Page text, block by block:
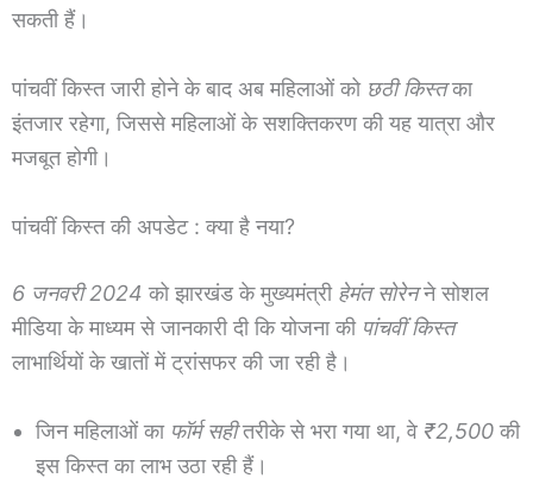
सकती हैं।
पांचवीं किस्त जारी होने के बाद अब महिलाओं को छठी किस्तका
इंतजार रहेगा, जिससे महिलाओं के सशक्तिकरण की यह यात्रा और
मजबूत होगी।
पांचवीं किस्त की अपडेट : क्या है नया?
6 जनवरी 2024 को झारखंड के मुख्यमंत्री हेमंत सोरेनने सोशल
मीडिया के माध्यम से जानकारी दी कि योजना की पांचवीं किस्त
लाभार्थियों के खातों में ट्रांसफर की जा रही है।
जिन महिलाओं का फॉर्म सहीतरीके से भरा गया था, वे ₹2,500की
इस किस्त का लाभ उठा रही हैं।